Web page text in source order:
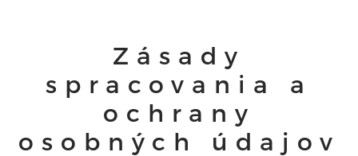
Zásady
spracovania a
ochrany
osobných údajov